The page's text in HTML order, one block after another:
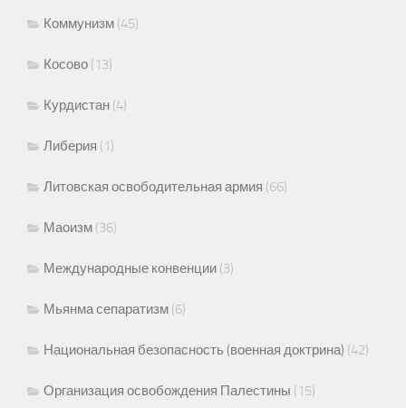
Коммунизм (45)
Косово (13)
Курдистан (4)
Либерия (1)
Литовская освободительная армия (66)
Маоизм (36)
Международные конвенции (3)
Мьянма сепаратизм (6)
Национальная безопасность (военная доктрина) (42)
Организация освобождения Палестины (15)